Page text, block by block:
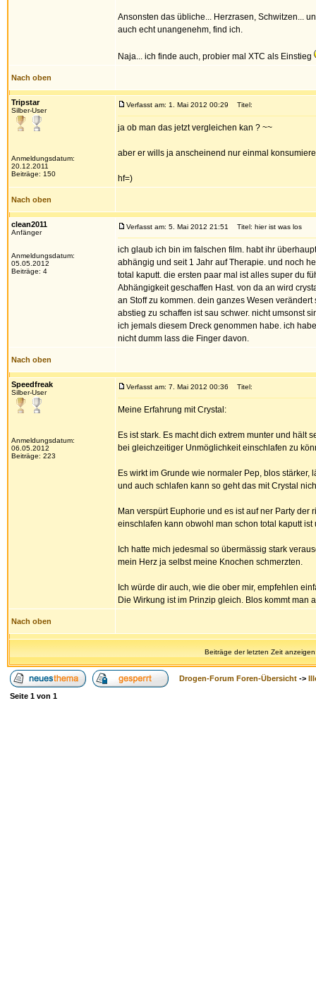
Ansonsten das übliche... Herzrasen, Schwitzen...
auch echt unangenehm, find ich.
Naja... ich finde auch, probier mal XTC als Einstieg
Nach oben
Tripstar
Silber-User
Anmeldungsdatum:
20.12.2011
Beiträge: 150
Verfasst am: 1. Mai 2012 00:29 Titel:
ja ob man das jetzt vergleichen kan ? ~~
aber er wills ja anscheinend nur einmal
hf=)
Nach oben
clean2011
Anfänger
Anmeldungsdatum:
05.05.2012
Beiträge: 4
Verfasst am: 5. Mai 2012 21:51 Titel: hier ist was los
ich glaub ich bin im falschen film. habt ihr
abhängig und seit 1 Jahr auf Therapie. und noch
total kaputt. die ersten paar mal ist alles super du
Abhängigkeit geschaffen Hast. von da an wird
an Stoff zu kommen. dein ganzes Wesen
abstieg zu schaffen ist sau schwer. nicht umsonst
ich jemals diesem Dreck genommen habe. ich
nicht dumm lass die Finger davon.
Nach oben
Speedfreak
Silber-User
Anmeldungsdatum:
06.05.2012
Beiträge: 223
Verfasst am: 7. Mai 2012 00:36 Titel:
Meine Erfahrung mit Crystal:
Es ist stark. Es macht dich extrem munter und
bei gleichzeitiger Unmöglichkeit einschlafen zu
Es wirkt im Grunde wie normaler Pep, blos
und auch schlafen kann so geht das mit Crystal
Man verspürt Euphorie und es ist auf ner Party
einschlafen kann obwohl man schon total kaputt
Ich hatte mich jedesmal so übermässig stark
mein Herz ja selbst meine Knochen schmerzten.
Ich würde dir auch, wie die ober mir, empfehlen
Die Wirkung ist im Prinzip gleich. Blos kommt
Nach oben
Beiträge der letzten Zeit
Drogen-Forum Foren-Übersicht ->
Seite 1 von 1